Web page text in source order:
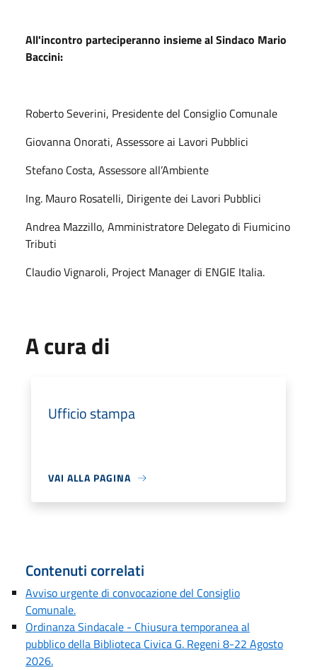
All'incontro parteciperanno insieme al Sindaco Mario
Baccini:
Roberto Severini, Presidente del Consiglio Comunale
Giovanna Onorati, Assessore ai Lavori Pubblici
Stefano Costa, Assessore all’Ambiente
Ing. Mauro Rosatelli, Dirigente dei Lavori Pubblici
Andrea Mazzillo, Amministratore Delegato di Fiumicino
Tributi
Claudio Vignaroli, Project Manager di ENGIE Italia.
A cura di
Ufficio stampa
VAI ALLA PAGINA
Contenuti correlati
Avviso urgente di convocazione del Consiglio
Comunale.
Ordinanza Sindacale - Chiusura temporanea al
pubblico della Biblioteca Civica G. Regeni 8-22 Agosto
2026.